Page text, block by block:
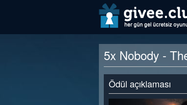
5x Nobody -
Ödül açıklaması